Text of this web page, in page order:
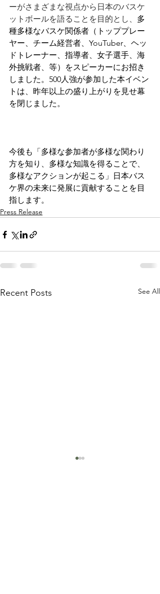
ーがさまざまな視点から日本のバスケ
ットボールを語ることを目的とし、 多
種多様なバスケ関係者（トッププレー
ヤー、チーム経営者、YouTuber、ヘッ
ドトレーナー、指導者、女子選手、海
外挑戦者、等）をスピーカーにお招き
しました。500人強が参加した本イベン
トは、昨年以上の盛り上がりを見せ幕
を閉じました。
今後も「多様な参加者が多様な関わり
方を知り、多様な知識を得ることで、
多様なアクションが起こる」日本バス
ケ界の未来に発展に貢献することを目
指します。
Press Release
Recent Posts See All